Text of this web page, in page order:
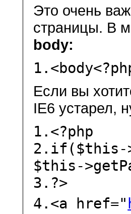
Это очень
страницы. В
body:
1.
Если вы
IE6 устарел,
1. <?php
2. if ($this -
$this -
3. ?>
4. <a href="